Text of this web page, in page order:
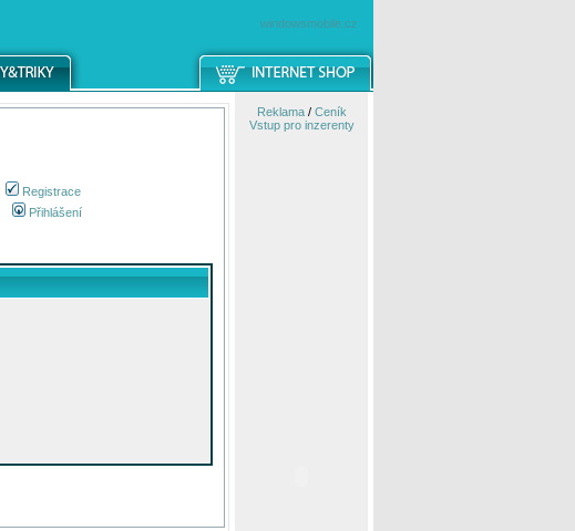
windowsmobile.cz
Registrace
Přihlášení
Reklama/ Ceník
Vstup pro inzerenty